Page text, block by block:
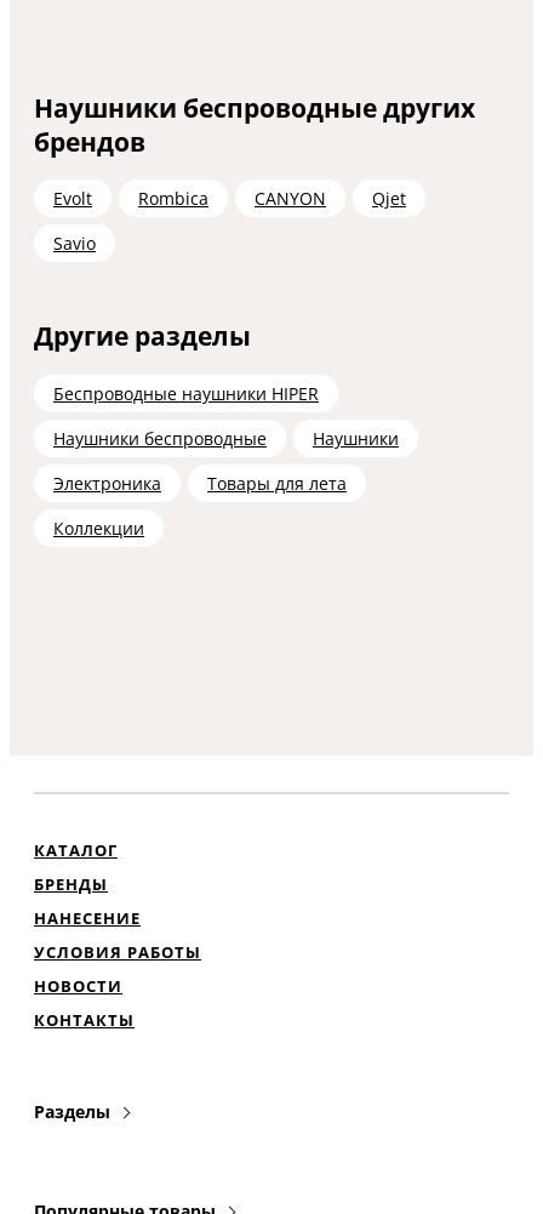
Наушники беспроводные других
брендов
Evolt Rombica CANYON
Qjet
Savio
Другие разделы
Беспроводные наушники HIPER
Наушники беспроводные
Наушники
Электроника
Товары для лета
Коллекции
КАТАЛОГ
БРЕНДЫ
НАНЕСЕНИЕ
УСЛОВИЯ РАБОТЫ
НОВОСТИ
КОНТАКТЫ
Разделы